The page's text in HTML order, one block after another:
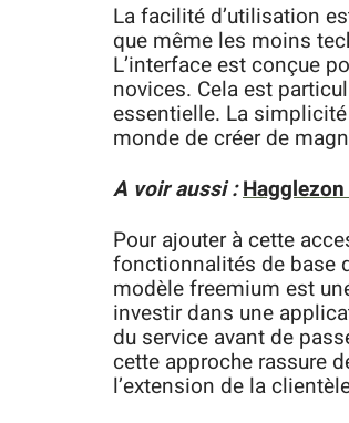
La facilité d’utilisation
que même les moins
L’interface est conçue
novices. Cela est
essentielle. La
monde de créer de
A voir aussi :
Pour ajouter à cette
fonctionnalités de base
modèle freemium est
investir dans une
du service avant de
cette approche rassure
l’extension de la